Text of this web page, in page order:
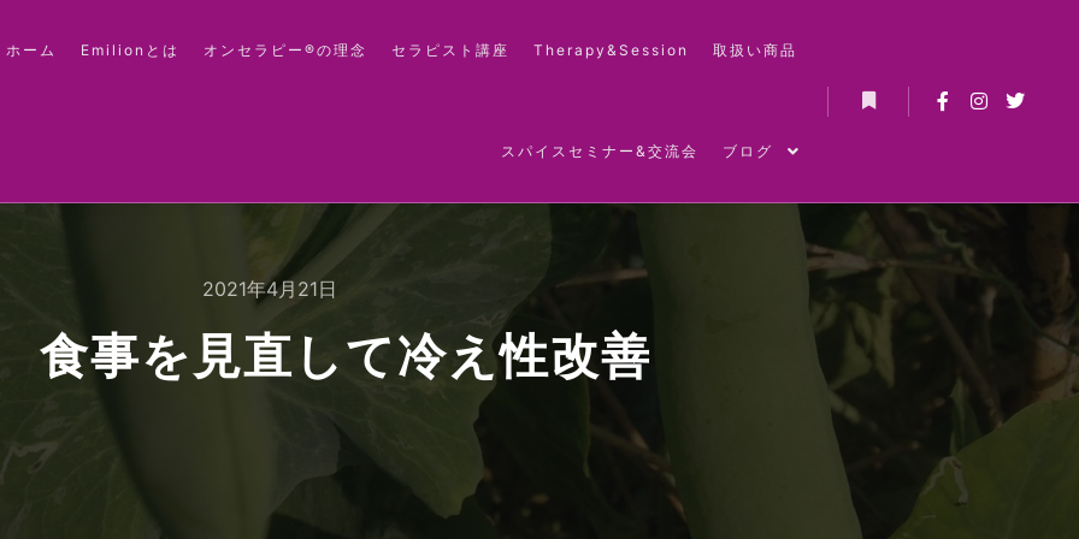
ホーム Emilionとは オンセラピー®の理念 セラピスト講座 Therapy&Session 取扱い商品
スパイスセミナー&交流会 ブログ
2021年4月21日
事を見直して冷え性改善